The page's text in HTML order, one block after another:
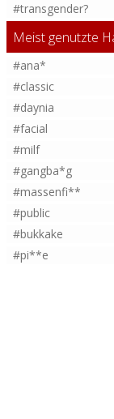
#transgender?
Meist genutzte
#ana*
#classic
#daynia
#facial
#milf
#gangba*g
#massenfi**
#public
#bukkake
#pi**e